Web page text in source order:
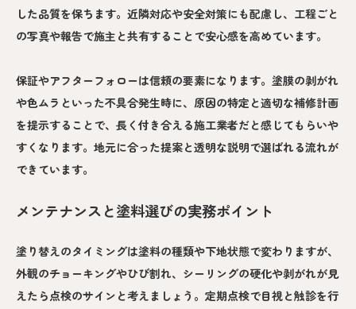
した品質を保ちます。近隣対応や安全対策にも配慮し、工程ごと
の写真や報告で施主と共有することで安心感を高めています。
保証やアフターフォローは信頼の要素になります。塗膜の剥がれ
や色ムラといった不具合発生時に、原因の特定と適切な補修計画
を提示することで、長く付き合える施工業者だと感じてもらいや
すくなります。地元に合った提案と透明な説明で選ばれる流れが
できています。
メンテナンスと塗料選びの実務ポイント
塗り替えのタイミングは塗料の種類や下地状態で変わりますが、
外観のチョーキングやひび割れ、シーリングの硬化や剥がれが見
えたら点検のサインと考えましょう。定期点検で目視と触診を行